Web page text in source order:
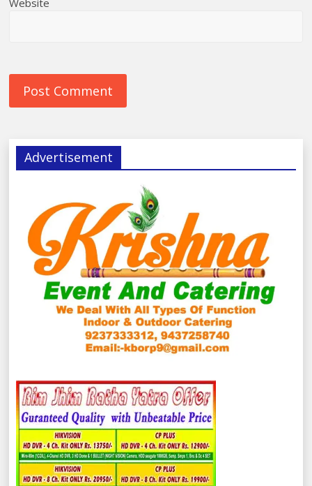
Website
Advertisement